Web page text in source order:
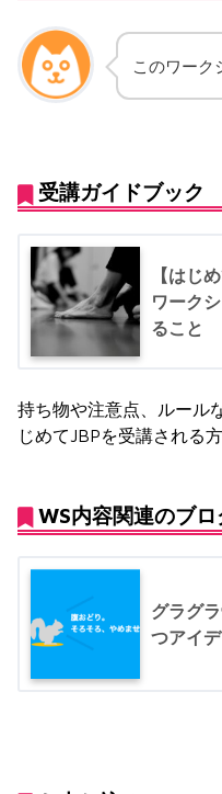
このワーク
受講ガイドブック
【はじ
ワーク
ること
持ち物や注意点、ルール
じめてJBPを受講される
WS内容関連のブロ
グラグ
つアイ